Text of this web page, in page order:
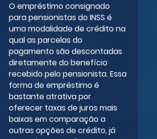
O empréstimo consignado
para pensionistas do INSS é
uma modalidade de crédito na
qual as parcelas do
pagamento são descontadas
diretamente do benefício
recebido pelo pensionista. Essa
forma de empréstimo é
bastante atrativa por
oferecer taxas de juros mais
baixas em comparação a
outras opções de crédito, já